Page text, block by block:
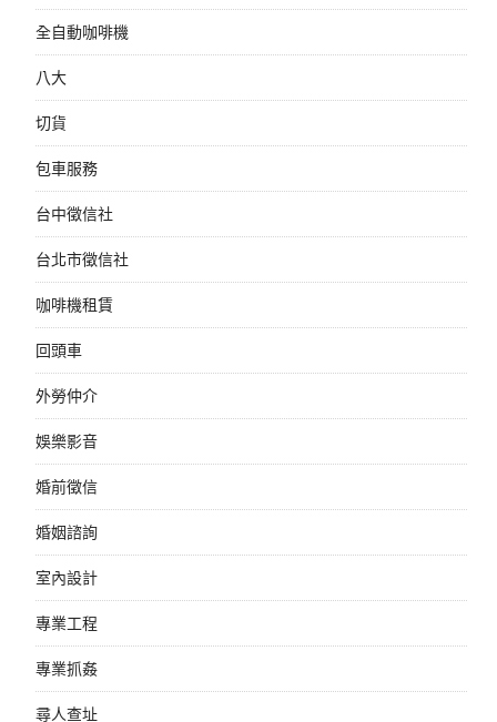
全自動咖啡機
八大
切貨
包車服務
台中徵信社
台北市徵信社
咖啡機租賃
回頭車
外勞仲介
娛樂影音
婚前徵信
婚姻諮詢
室內設計
專業工程
專業抓姦
尋人查址